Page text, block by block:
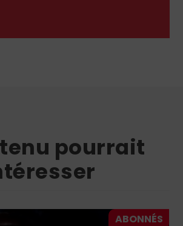
pourrait